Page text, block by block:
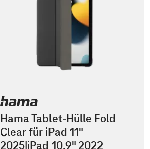
Hama Tablet-Hülle Fold
Clear für iPad 11"
2025|iPad 10.9" 2022